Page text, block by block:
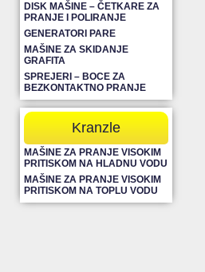
DISK MAŠINE – ČETKARE ZA
PRANJE I POLIRANJE
GENERATORI PARE
MAŠINE ZA SKIDANJE
GRAFITA
SPREJERI – BOCE ZA
BEZKONTAKTNO PRANJE
Kranzle
MAŠINE ZA PRANJE VISOKIM
PRITISKOM NA HLADNU VODU
MAŠINE ZA PRANJE VISOKIM
PRITISKOM NA TOPLU VODU